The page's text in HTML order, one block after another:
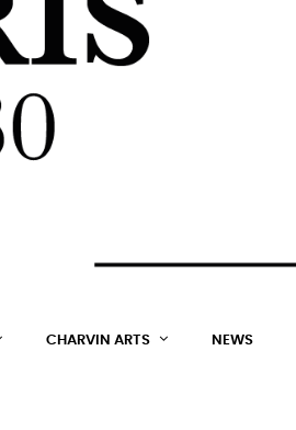
CHARVIN ARTS NEWS